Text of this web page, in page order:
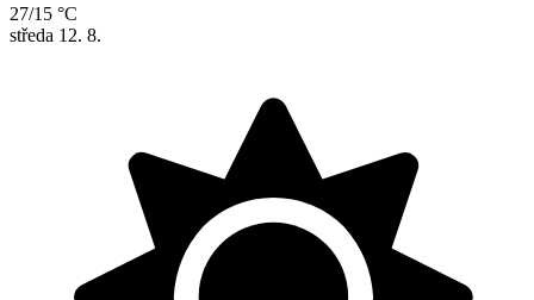
27/15 °C
středa 12. 8.